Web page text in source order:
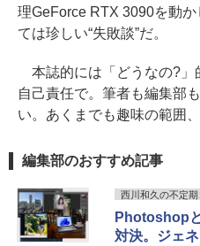
理GeForce RTX 3090を動
ては珍しい“失敗談”だ。
本誌的には「どうなの?」
自己責任で。筆者も編集部
い。あくまでも趣味の範囲
編集部のおすすめ記事
西川和久の不定期
Photoshop
対決。ジェ